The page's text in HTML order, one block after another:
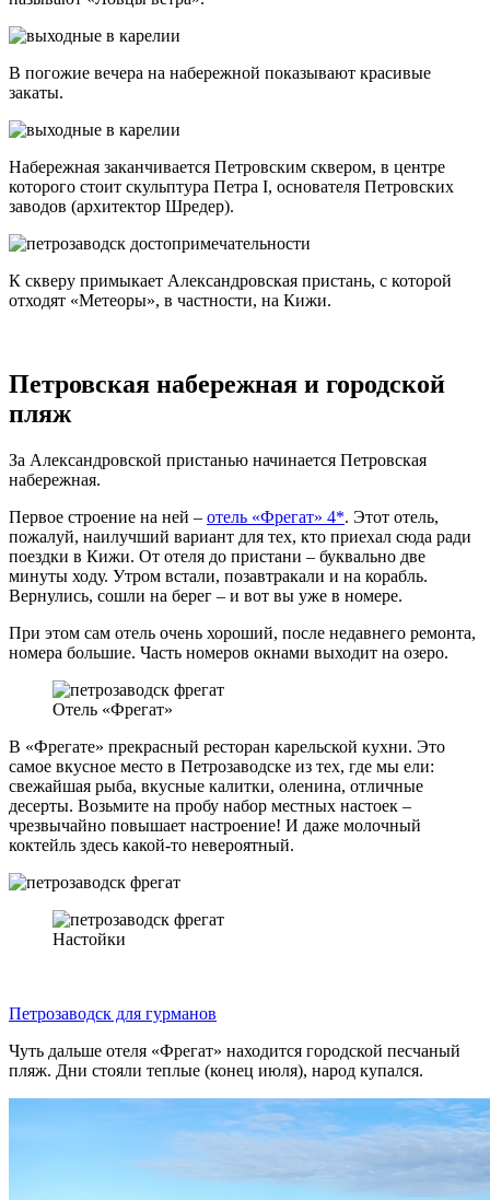
В погожие вечера на набережной показывают красивые
закаты.
Набережная заканчивается Петровским сквером, в центре
которого стоит скульптура Петра I, основателя Петровских
заводов (архитектор Шредер).
К скверу примыкает Александровская пристань, с которой
отходят «Метеоры», в частности, на Кижи.
Петровская набережная и городской
пляж
За Александровской пристанью начинается Петровская
набережная.
Первое строение на ней – отель «Фрегат» 4*. Этот отель,
пожалуй, наилучший вариант для тех, кто приехал сюда ради
поездки в Кижи. От отеля до пристани – буквально две
минуты ходу. Утром встали, позавтракали и на корабль.
Вернулись, сошли на берег – и вот вы уже в номере.
При этом сам отель очень хороший, после недавнего ремонта,
номера большие. Часть номеров окнами выходит на озеро.
Отель «Фрегат»
В «Фрегате» прекрасный ресторан карельской кухни. Это
самое вкусное место в Петрозаводске из тех, где мы ели:
свежайшая рыба, вкусные калитки, оленина, отличные
десерты. Возьмите на пробу набор местных настоек –
чрезвычайно повышает настроение! И даже молочный
коктейль здесь какой-то невероятный.
Настойки
Петрозаводск для гурманов
Чуть дальше отеля «Фрегат» находится городской песчаный
пляж. Дни стояли теплые (конец июля), народ купался.